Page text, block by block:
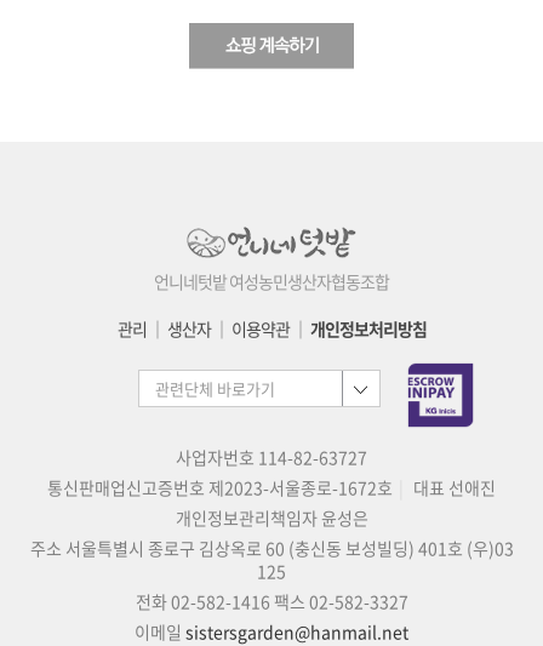
언니네텃밭 여성농민생산자협동조합
관리 │ 생산자│ 이용약관│ 개인정보처리방침
사업자번호 114-82-63727
통신판매업신고증번호 제2023-서울종로-1672호
대표 선애진
개인정보관리책임자 윤성은
주소 서울특별시 종로구 김상옥로 60 (충신동 보성빌딩) 401호 (우)03
125
전화 02-582-1416 팩스 02-582-3327
이메일 sistersgarden@hanmail.net